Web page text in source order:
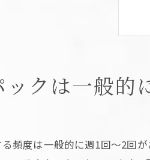
ックは一般的
頻度は一般的に週1回～2回